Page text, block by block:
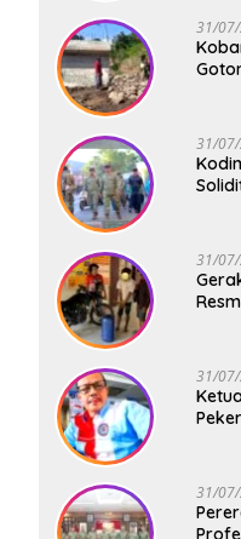
31/
31/
31/
31/
31/